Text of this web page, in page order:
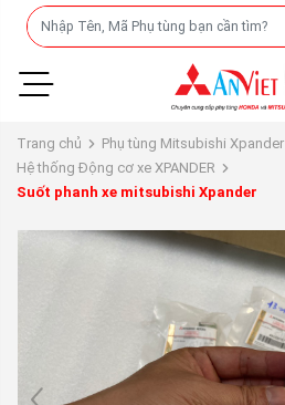
Trang chủ
Phụ tùng Mitsubishi Xpander
Hệ thống Động cơ xe XPANDER
Suốt phanh xe mitsubishi Xpander